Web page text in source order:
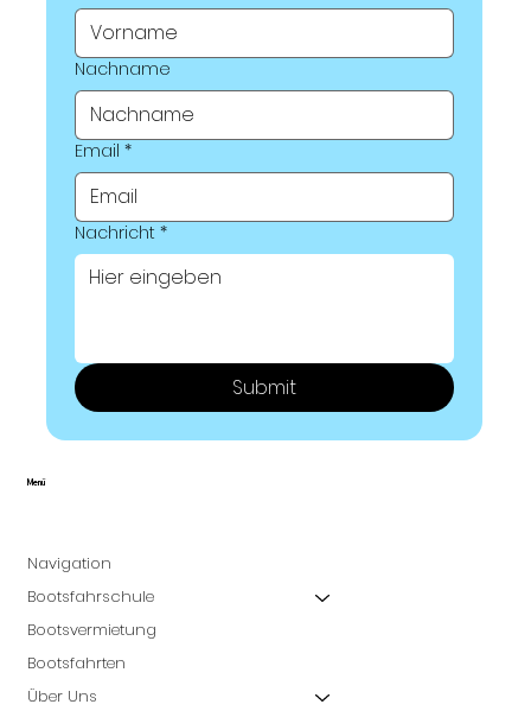
Menü
Navigation
Bootsfahrschule
Bootsvermietung
Bootsfahrten
Über Uns
Nachname
Email *
Nachricht *
Submit